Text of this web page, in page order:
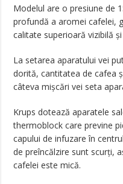
Modelul are o presiune de
profundă a aromei cafelei,
calitate superioară vizibilă
La setarea aparatului vei
dorită, cantitatea de cafea
câteva mișcări vei seta
Krups dotează aparatele
thermoblock care previne
capului de infuzare în
de preîncălzire sunt scurți,
cafelei este mică.